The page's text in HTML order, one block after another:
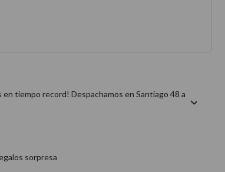
tiempo record! Despachamos en Santiago 48 a
sorpresa